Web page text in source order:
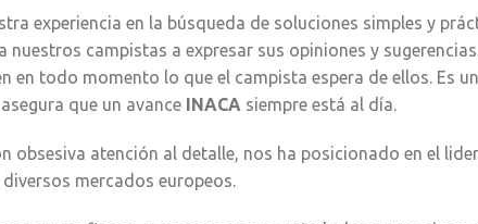
experiencia en la búsqueda de soluciones simples y
campistas a expresar sus opiniones y
en todo momento lo que el campista espera de ellos. Es
que un avance INACA siempre está al día.
obsesiva atención al detalle, nos ha posicionado en el
mercados europeos.